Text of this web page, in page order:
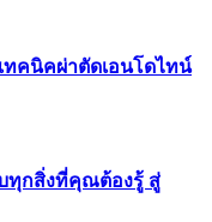
ทคนิคผ่าตัดเอนโดไทน์
บทุกสิ่งที่คุณต้องรู้ สู่